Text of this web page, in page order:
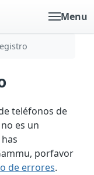
Menu
teléfonos de
es un
porfavor
de errores.